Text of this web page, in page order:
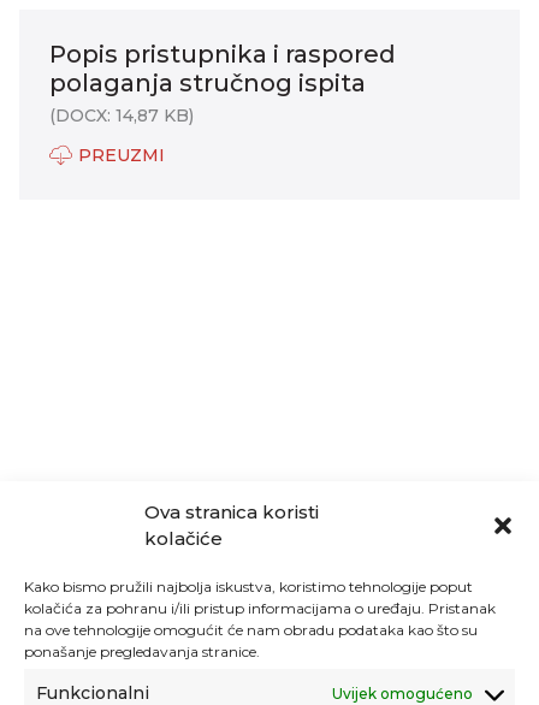
Ova stranica koristi
kolačiće
Kako bismo pružili najbolja iskustva, koristimo tehnologije poput
kolačića za pohranu i/ili pristup informacijama o uređaju. Pristanak
na ove tehnologije omogućit će nam obradu podataka kao što su
ponašanje pregledavanja stranice.
Funkcionalni Uvijek omogućeno
Popis pristupnika i raspored
polaganja stručnog ispita
(DOCX: 14,87 KB)
PREUZMI